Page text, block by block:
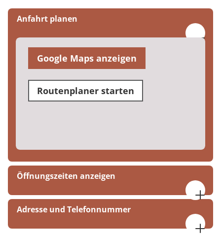
Anfahrt planen
Google Maps anzeigen
Routenplaner starten
Öffnungszeiten anzeigen
09:00-16:00
Adresse und Telefonnummer